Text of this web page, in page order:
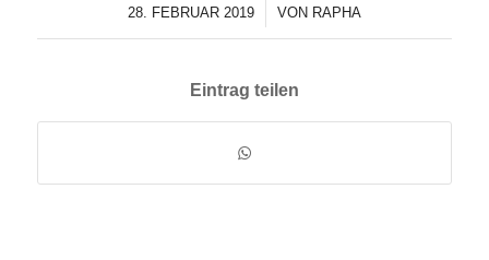
28. FEBRUAR 2019
/ VON RAPHA
Eintrag teilen